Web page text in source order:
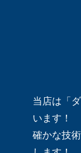
当店は「
います！
確かな技